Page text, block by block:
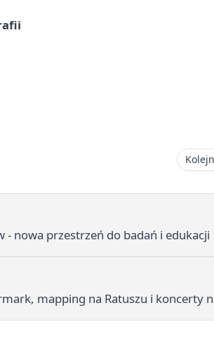
nowa przestrzeń do badań i edukacji
mapping na Ratuszu i koncerty